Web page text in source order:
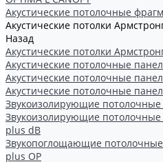
Акустические потолочные
Акустические потолки
Назад
Акустические потолки
Акустические потолочные
Акустические потолочные
Акустические потолочные
Звукоизолирующие
Звукоизолирующие
plus dB
Звукопоглощающие
plus OP